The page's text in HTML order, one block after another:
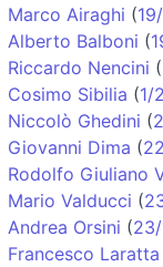
Marco Airaghi (
Alberto Balboni (
Riccardo Nencini (
Cosimo Sibilia (1/2
Niccolò Ghedini (
Giovanni Dima (
Rodolfo Giuliano
Mario Valducci (
Andrea Orsini (
Francesco Laratta